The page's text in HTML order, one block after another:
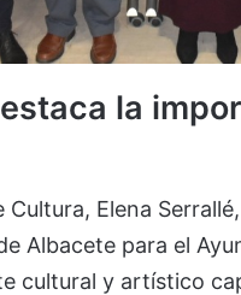
la
Cultura, Elena
Albacete para el
cultural y artístico